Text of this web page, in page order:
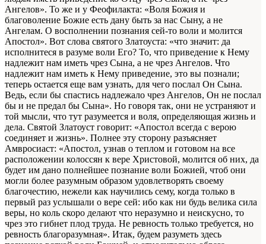
Ангелов». То же и у Феофилакта: «Воля Божия и
благоволение Божие есть дану быть за нас Сыну, а не
Ангелам. О восполнении познания сей-то воли и молится
Апостол». Вот слова святого Златоуста: «что значит: да
исполнитеся в разуме воли Его? То, что приведение к Нему
надлежит нам иметь чрез Сына, а не чрез Ангелов. Что
надлежит нам иметь к Нему приведение, это вы познали;
теперь остается еще вам узнать, для чего послал Он Сына.
Ведь, если бы спастись надлежало чрез Ангелов, Он не послал
бы и не предал бы Сына». Но говоря так, они не устраняют и
той мысли, что тут разумеется и воля, определяющая жизнь и
дела. Святой Златоуст говорит: «Апостол всегда с верою
соединяет и жизнь». Полнее эту сторону разъясняет
Амвросиаст: «Апостол, узнав о теплом и готовом на все
расположении колоссян к вере Христовой, молится об них, да
будет им дано полнейшее познание воли Божией, чтоб они
могли более разумным образом удовлетворять своему
благочестию, нежели как научились сему, когда только в
первый раз услышали о вере сей: ибо как ни будь велика сила
веры, но коль скоро делают что неразумно и неискусно, то
чрез это гибнет плод труда. Не ревность только требуется, но
ревность благоразумная». Итак, будем разуметь здесь